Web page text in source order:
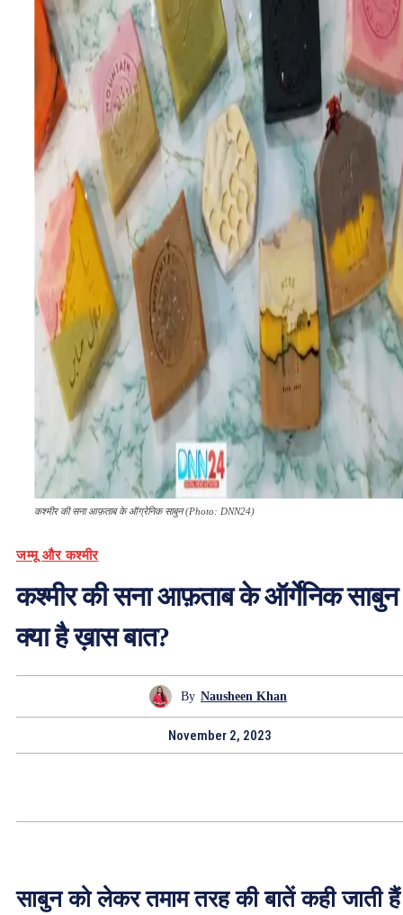
कश्मीर की सना आफ़ताब के ऑग्रेनिक साबुन (Photo: DNN24)
जम्मू और कश्मीर
कश्मीर की सना आफ़ताब के ऑर्गेनिक
क्या है ख़ास बात?
By Nausheen Khan
November 2, 2023
साबुन को लेकर तमाम तरह की बातें कही जाती